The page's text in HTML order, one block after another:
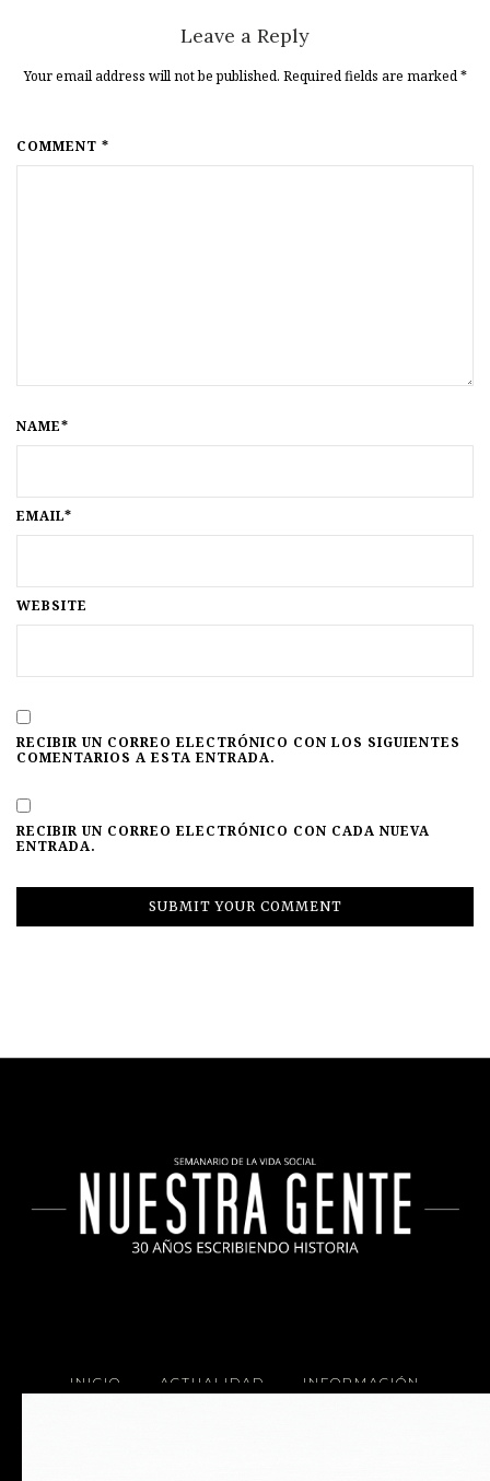
Leave a Reply
Your email address will not be published. Required fields are marked*
COMMENT *
NAME*
EMAIL*
WEBSITE
RECIBIR UN CORREO ELECTRÓNICO CON LOS SIGUIENTES
COMENTARIOS A ESTA ENTRADA.
RECIBIR UN CORREO ELECTRÓNICO CON CADA NUEVA
ENTRADA.
INICIO ACTUALIDAD INFORMACIÓN